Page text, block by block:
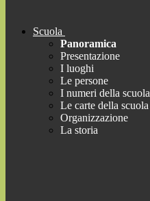
Scuola
Panoramica
Presentazione
I luoghi
Le persone
I numeri della scuola
Le carte della scuola
Organizzazione
La storia